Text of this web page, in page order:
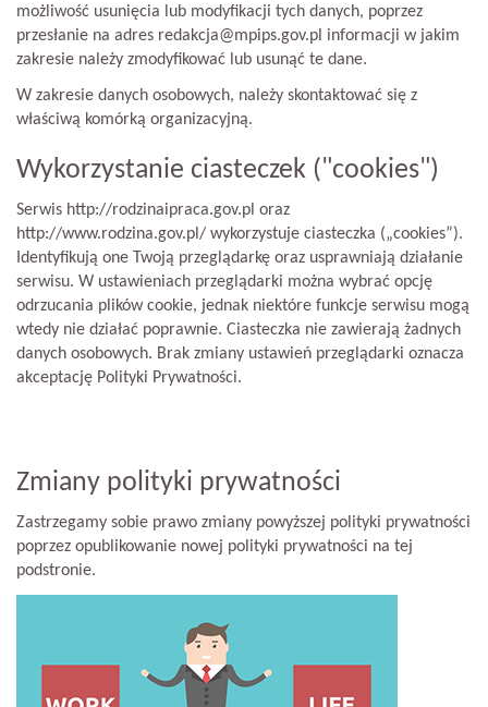
możliwość usunięcia lub modyfikacji tych danych, poprzez
przesłanie na adres redakcja@mpips.gov.pl informacji w jakim
zakresie należy zmodyfikować lub usunąć te dane.
W zakresie danych osobowych, należy skontaktować się z
właściwą komórką organizacyjną.
Wykorzystanie ciasteczek ("cookies")
Serwis http://rodzinaipraca.gov.pl oraz
http://www.rodzina.gov.pl/ wykorzystuje ciasteczka („cookies”).
Identyfikują one Twoją przeglądarkę oraz usprawniają działanie
serwisu. W ustawieniach przeglądarki można wybrać opcję
odrzucania plików cookie, jednak niektóre funkcje serwisu mogą
wtedy nie działać poprawnie. Ciasteczka nie zawierają żadnych
danych osobowych. Brak zmiany ustawień przeglądarki oznacza
akceptację Polityki Prywatności.
Zmiany polityki prywatności
Zastrzegamy sobie prawo zmiany powyższej polityki prywatności
poprzez opublikowanie nowej polityki prywatności na tej
podstronie.